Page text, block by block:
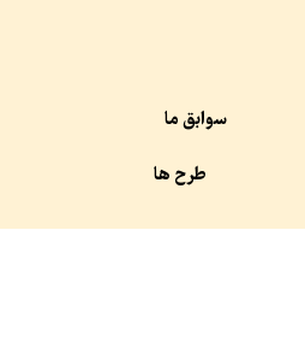
سوابق ما
طرح ها